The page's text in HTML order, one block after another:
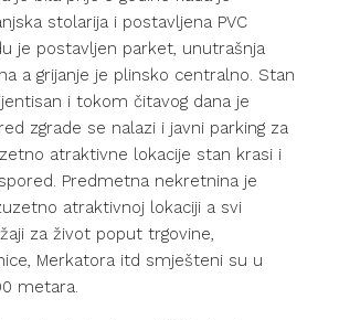
stolarija i postavljena PVC
je postavljen parket, unutrašnja
a grijanje je plinsko centralno. Stan
i tokom čitavog dana je
zgrade se nalazi i javni parking za
atraktivne lokacije stan krasi i
Predmetna nekretnina je
atraktivnoj lokaciji a svi
za život poput trgovine,
Merkatora itd smješteni su u
metara.